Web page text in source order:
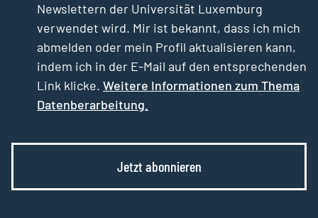
Newslettern der Universität Luxemburg
verwendet wird. Mir ist bekannt, dass ich mich
abmelden oder mein Profil aktualisieren kann,
indem ich in der E-Mail auf den entsprechenden
Link klicke. Weitere Informationen zum Thema
Datenberarbeitung.
Jetzt abonnieren